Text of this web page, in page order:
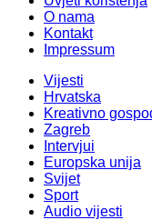
O nama
Kontakt
Impressum
Vijesti
Hrvatska
Kreativno
Zagreb
Intervjui
Europska unija
Svijet
Sport
Audio vijesti